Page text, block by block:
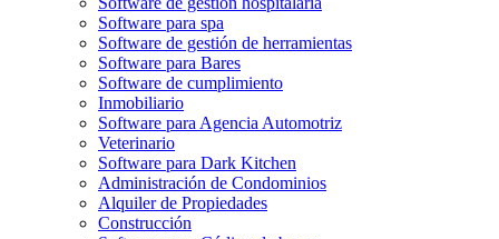
Software para spa
Software de gestión de herramientas
Software para Bares
Software de cumplimiento
Inmobiliario
Software para Agencia Automotriz
Veterinario
Software para Dark Kitchen
Administración de Condominios
Alquiler de Propiedades
Construcción